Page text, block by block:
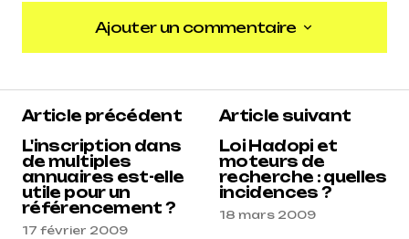
Ajouter un commentaire
Ajouter un commentaire
Article précédent
L'inscription dans
de multiples
annuaires est-elle
utile pour un
référencement ?
17 février 2009
Article suivant
Loi Hadopi et
moteurs de
recherche : quelles
incidences ?
18 mars 2009